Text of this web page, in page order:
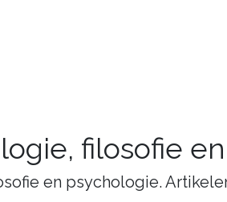
filosofie
en psychologie.